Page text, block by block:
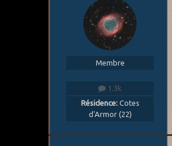
Membre
1.3k
Résidence:Cotes
d'Armor (22)